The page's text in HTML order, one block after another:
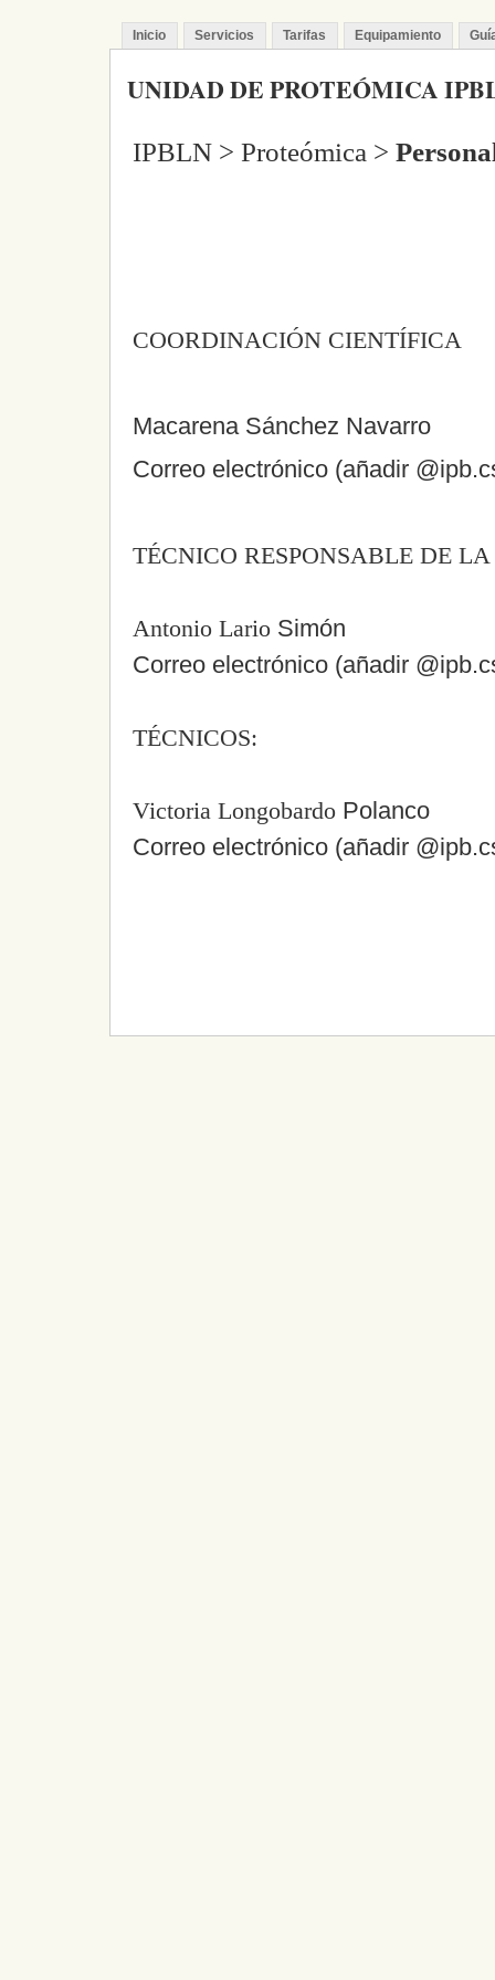
Inicio Servicios Tarifas Equipamiento
UNIDAD DE PROTEÓMICA
IPBLN > Proteómica >
COORDINACIÓN CIENTÍFICA
Macarena Sánchez Navarro
Correo electrónico (añadir
TÉCNICO RESPONSABLE DE
Antonio Lario Simón
Correo electrónico (añadir
TÉCNICOS:
Victoria Longobardo Polanco
Correo electrónico (añadir